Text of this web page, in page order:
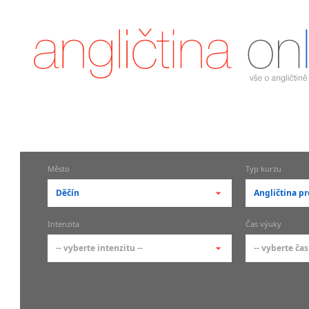
Město
Děčín
-- vyberte město --
pražské městské části
Typ kurzu
Angličtina
-- vyberte
Intenzita
-- vyberte intenzitu --
Čas výuky
-- vyberte